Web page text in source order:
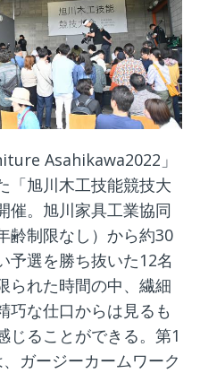
Asahikawa2022」
「旭川木工技能競技大
催。旭川家具工業協同
齢制限なし）から約30
予選を勝ち抜いた12名
られた時間の中、繊細
巧な仕口からは見るも
じることができる。第1
ガージーカームワーク